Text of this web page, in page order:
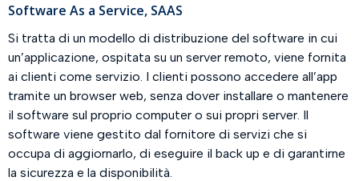
Software As a Service, SAAS
Si tratta di un modello di distribuzione del software in cui
un’applicazione, ospitata su un server remoto, viene fornita
ai clienti come servizio. I clienti possono accedere all’app
tramite un browser web, senza dover installare o mantenere
il software sul proprio computer o sui propri server. Il
software viene gestito dal fornitore di servizi che si
occupa di aggiornarlo, di eseguire il back up e di garantirne
la sicurezza e la disponibilità.